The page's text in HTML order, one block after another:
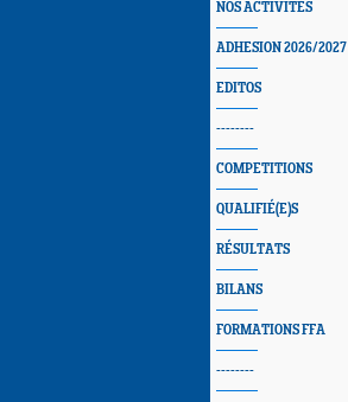
NOS ACTIVITÉS
ADHESION 2026/2027
EDITOS
--------
COMPETITIONS
QUALIFIÉ(E)S
RÉSULTATS
BILANS
FORMATIONS FFA
--------